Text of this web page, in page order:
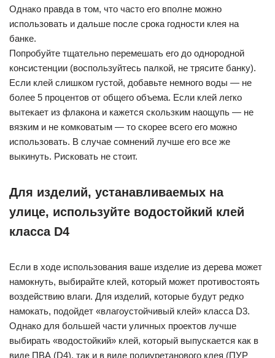
Однако правда в том, что часто его вполне можно
использовать и дальше после срока годности клея на
банке.
Попробуйте тщательно перемешать его до однородной
консистенции (воспользуйтесь палкой, не трясите банку).
Если клей слишком густой, добавьте немного воды — не
более 5 процентов от общего объема. Если клей легко
вытекает из флакона и кажется скользким наощупь — не
вязким и не комковатым — то скорее всего его можно
использовать. В случае сомнений лучше его все же
выкинуть. Рисковать не стоит.
Для изделий, устанавливаемых на
улице, используйте водостойкий клей
класса D4
Если в ходе использования ваше изделие из дерева может
намокнуть, выбирайте клей, который может противостоять
воздействию влаги. Для изделий, которые будут редко
намокать, подойдет «влагоустойчивый клей» класса D3.
Однако для большей части уличных проектов лучше
выбирать «водостойкий» клей, который выпускается как в
виде ПВА (D4), так и в виде полиуретанового клея (ПУР